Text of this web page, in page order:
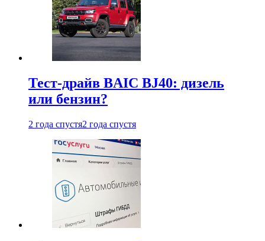
Тест-драйв BAIC BJ40: дизель
или бензин?
2 года спустя2 года спустя